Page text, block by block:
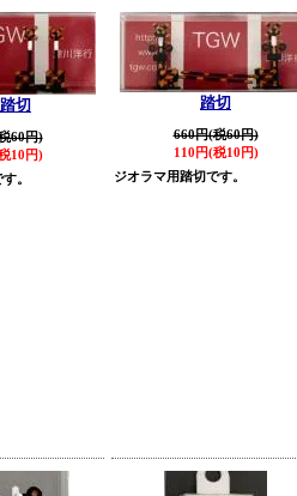
切
60円)
10円)
。
踏切
660円(税60円)
110円(税10円)
ジオラマ用踏切です。